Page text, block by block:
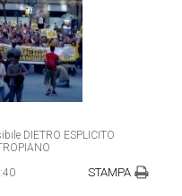
DIETRO ESPLICITO
STAMPA